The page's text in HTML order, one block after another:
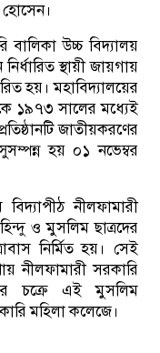
বালিকা উচ্চ বিদ্যালয়
স্থায়ী জায়গায়
হয়। মহাবিদ্যালয়ের
১৯৭৩ সালের মধ্যেই
জাতীয়করণের
হয় ০১ নভেম্বর
নীলফামারী
ও মুসলিম ছাত্রদের
নির্মিত হয়। সেই
নীলফামারী সরকারি
চক্রে এই মুসলিম
মহিলা কলেজে।